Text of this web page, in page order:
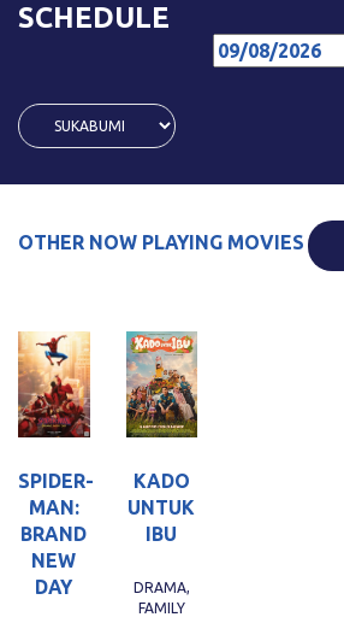
SCHEDULE
OTHER NOW PLAYING MOVIES
SPIDER-
MAN:
BRAND
NEW
DAY
KADO
UNTUK
IBU
DRAMA,
FAMILY